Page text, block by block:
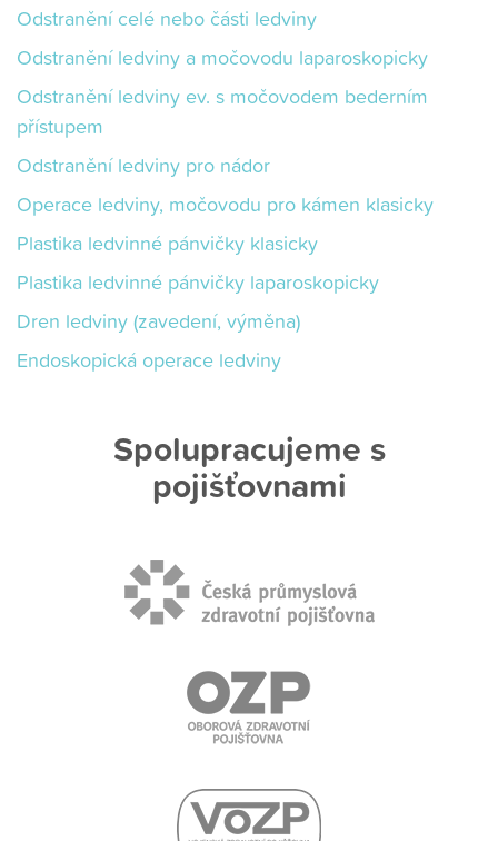
Odstranění celé nebo části ledviny
Odstranění ledviny a močovodu laparoskopicky
Odstranění ledviny ev. s močovodem bederním
přístupem
Odstranění ledviny pro nádor
Operace ledviny, močovodu pro kámen klasicky
Plastika ledvinné pánvičky klasicky
Plastika ledvinné pánvičky laparoskopicky
Dren ledviny (zavedení, výměna)
Endoskopická operace ledviny
Spolupracujeme s
pojišťovnami